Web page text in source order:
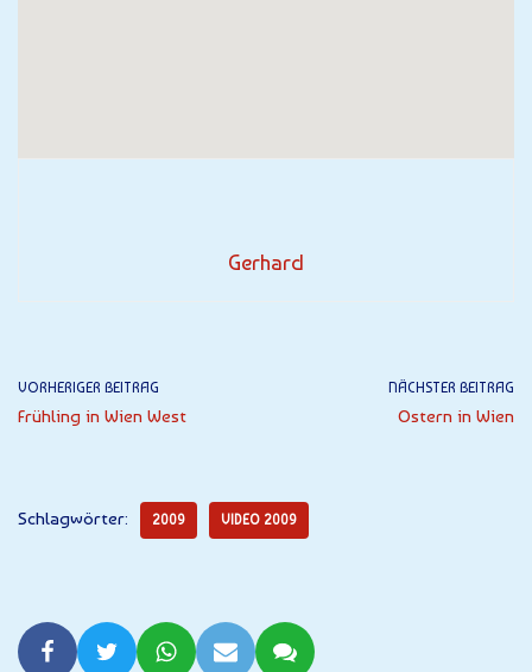
Gerhard
VORHERIGER BEITRAG
Frühling in Wien West
NÄCHSTER BEITRAG
Ostern in Wien
Schlagwörter: 2009 VIDEO 2009